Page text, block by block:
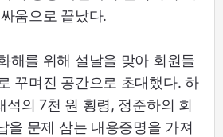
움으로 끝났다.
해를 위해 설날을 맞아 회원들
꾸며진 공간으로 초대했다. 하
석의 7천 원 횡령, 정준하의 회
을 문제 삼는 내용증명을 가져